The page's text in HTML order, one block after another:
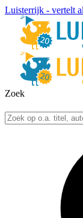
Luisterrijk - vertelt
Zoek